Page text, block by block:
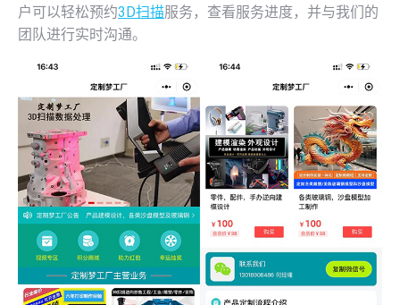
户可以轻松预约3D扫描服务，查看服务进度，并与我们的
团队进行实时沟通。